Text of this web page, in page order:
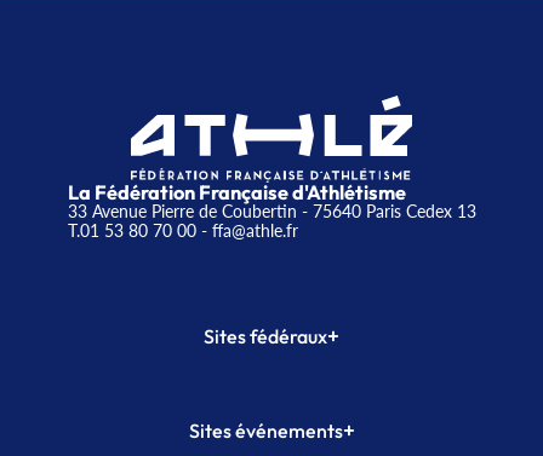
La Fédération Française d'Athlétisme
33 Avenue Pierre de Coubertin - 75640 Paris Cedex 13
T.01 53 80 70 00- ffa@athle.fr
Sites fédéraux+
Plateforme Formation
Sites événements+